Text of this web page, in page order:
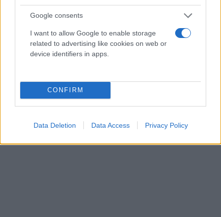
Google consents
I want to allow Google to enable storage
related to advertising like cookies on web or
device identifiers in apps.
CONFIRM
Data Deletion Data Access Privacy Policy
την ΕΕ με φθηνά προϊόντα, συχνά αμφίβολης
ποιότητας, πιέζοντας αφόρητα τις ευρωπαϊκές
επιχειρήσεις.
Η μεταρρύθμιση έχει τρεις βασικούς πυλώνες: